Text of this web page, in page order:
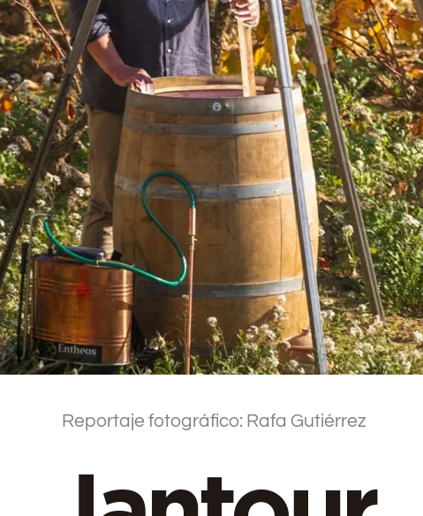
Reportaje fotográfico: Rafa Gutiérrez